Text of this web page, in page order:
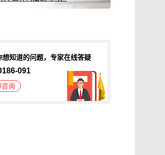
想知道的问题，专家在线答疑
091
咨询